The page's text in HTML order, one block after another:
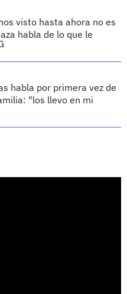
visto hasta ahora no es
habla de lo que le
habla por primera vez de
"los llevo en mi